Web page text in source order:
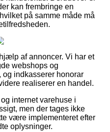
kan frembringe en
på samme måde må
af annoncer. Vi har et
webshops og
og indkasserer honorar
realiserer en handel.
internet varehuse i
men der tages ikke
være implementeret efter
oplysninger.